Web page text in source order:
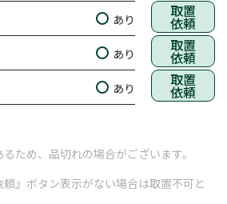
あり 取置
依頼
あり 取置
依頼
あり 取置
依頼
ため、品切れの場合がございます。
』ボタン表示がない場合は取置不可と